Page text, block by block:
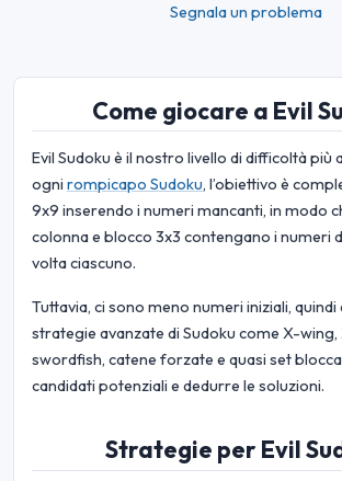
Segnala un problema
Come giocare a Evil
Evil Sudoku è il nostro livello di difficoltà più
ogni rompicapo Sudoku, l’obiettivo è
9x9 inserendo i numeri mancanti, in modo
colonna e blocco 3x3 contengano i numeri
volta ciascuno.
Tuttavia, ci sono meno numeri iniziali,
strategie avanzate di Sudoku come X-wing,
swordfish, catene forzate e quasi set
candidati potenziali e dedurre le soluzioni.
Strategie per Evil